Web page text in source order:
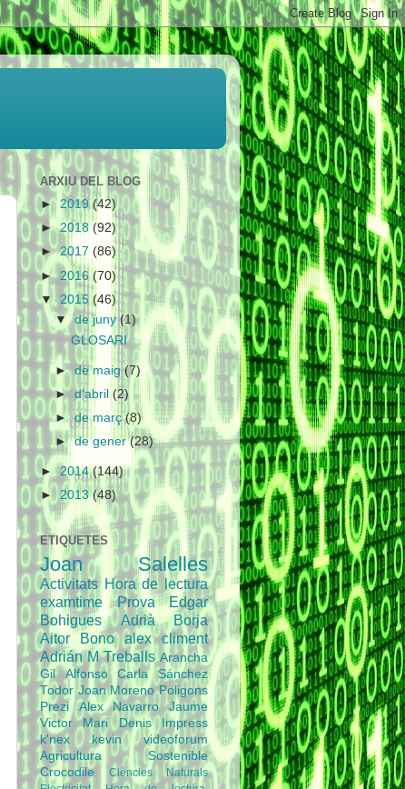
ARXIU DEL BLOG
► 2019(42)
►2018(92)
►2017 (86)
► 2016(70)
▼ 2015 (46)
▼de juny(1)
GLOSARI
►de maig(7)
►d’abril(2)
►de març(8)
►de gener(28)
► 2014(144)
► 2013(48)
ETIQUETES
Joan Salelles
Activitats Hora de lectura
examtime
Prova
Edgar
Bohigues
Adrià
Borja
Aitor Bono
alex climent
Adrián M Treballs Arancha
Gil
Alfonso
Carla Sánchez
Todor Joan Moreno Poligons
Prezi
Alex Navarro
Jaume
Victor Mari
Denis
Impress
k'nex
kevin
videoforum
Agricultura Sostenible
Crocodile
Ciències Naturals